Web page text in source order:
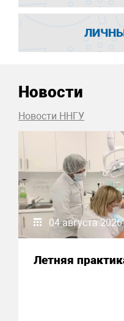
Новости
Новости ННГУ
04 августа 2026
Летняя